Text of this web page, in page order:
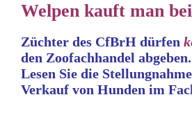
Welpen kauft man
Züchter des CfBrH dürfen
den Zoofachhandel abgeben.
Lesen Sie die Stellungnahme
Verkauf von Hunden im